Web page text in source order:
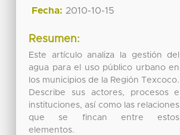
Fecha: 2010-10-15
Resumen:
Este artículo analiza la gestión del
agua para el uso público urbano en
los municipios de la Región Texcoco.
Describe sus actores, procesos e
instituciones, así como las relaciones
que se fincan entre estos
elementos.